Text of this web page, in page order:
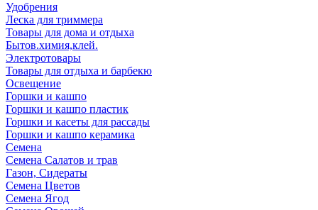
Удобрения
Леска для триммера
Товары для дома и отдыха
Бытов.химия,клей.
Электротовары
Товары для отдыха и барбекю
Освещение
Горшки и кашпо
Горшки и кашпо пластик
Горшки и касеты для рассады
Горшки и кашпо керамика
Семена
Семена Салатов и трав
Газон, Сидераты
Семена Цветов
Семена Ягод